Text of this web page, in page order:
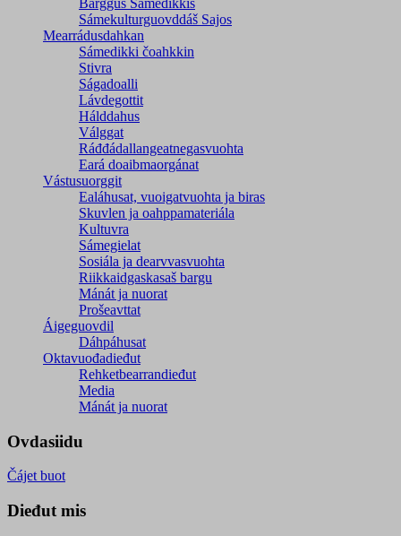
Barggus Sámedikkis
Sámekulturguovddáš Sajos
Mearrádusdahkan
Sámedikki čoahkkin
Stivra
Ságadoalli
Lávdegottit
Hálddahus
Válggat
Ráđđádallangeatnegas­vuohta
Eará doaibmaorgánat
Vástusuorggit
Ealáhusat, vuoigatvuohta ja biras
Skuvlen ja oahppamateriála
Kultuvra
Sámegielat
Sosiála ja dearvvasvuohta
Riikkaidgaskasaš bargu
Mánát ja nuorat
Prošeavttat
Áigeguovdil
Dáhpáhusat
Oktavuođadieđut
Rehketbearrandieđut
Media
Mánát ja nuorat
Ovdasiidu
Čájet buot
Dieđut mis